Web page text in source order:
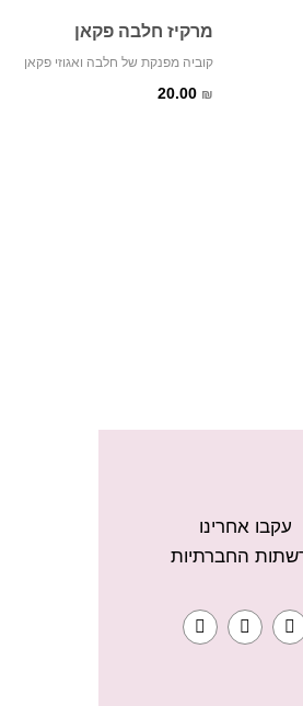
מרקיז חלבה פקאן
20.00 ₪
קוביה מפנקת של חלבה ואגוזי פקאן
עקבו אחרינו
החברתיות